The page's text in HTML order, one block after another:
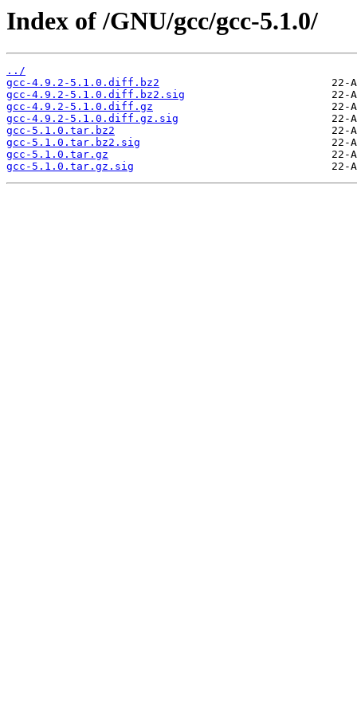
Index of /GNU/gcc/gcc-5.1.0/
../
gcc-4.9.2-5.1.0.diff.bz2
gcc-4.9.2-5.1.0.diff.bz2.sig
gcc-4.9.2-5.1.0.diff.gz
gcc-4.9.2-5.1.0.diff.gz.sig
gcc-5.1.0.tar.bz2
gcc-5.1.0.tar.bz2.sig
gcc-5.1.0.tar.gz
gcc-5.1.0.tar.gz.sig